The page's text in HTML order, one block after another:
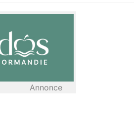
Annonce